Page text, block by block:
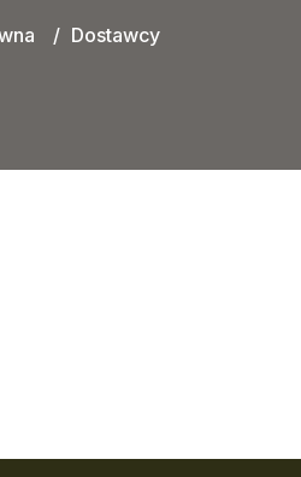
Dostawcy